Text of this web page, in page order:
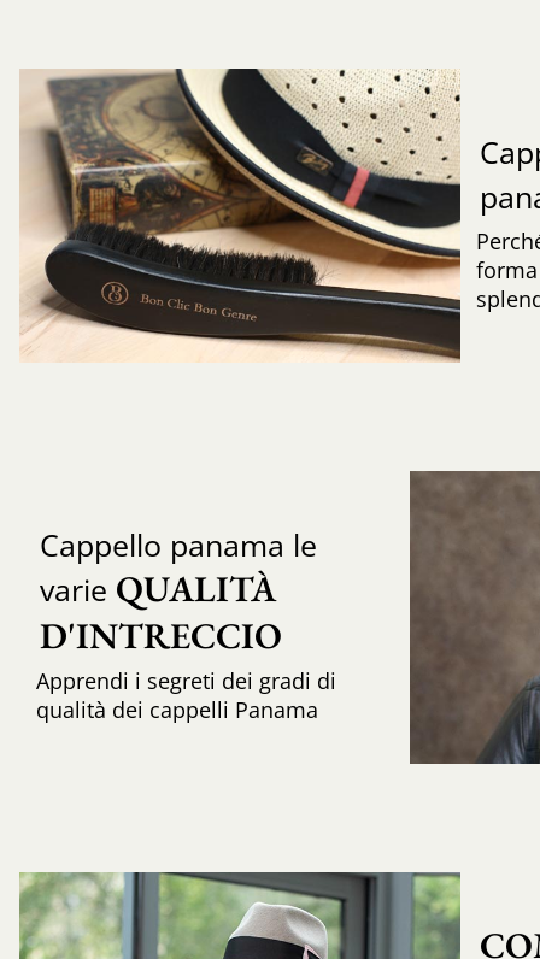
Cappello panama le
varie QUALITÀ
D'INTRECCIO
Apprendi i segreti dei gradi di
qualità dei cappelli Panama